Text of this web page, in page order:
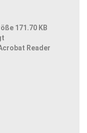
171.70 KB
Reader